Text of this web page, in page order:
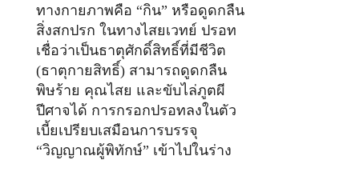
ทางกายภาพคือ “กิน” หรือดูดกลืน
สิ่งสกปรก ในทางไสยเวทย์ ปรอท
เชื่อว่าเป็นธาตุศักดิ์สิทธิ์ที่มีชีวิต
(ธาตุกายสิทธิ์) สามารถดูดกลืน
พิษร้าย คุณไสย และขับไล่ภูตผี
ปีศาจได้ การกรอกปรอทลงในตัว
เบี้ยเปรียบเสมือนการบรรจุ
“วิญญาณผู้พิทักษ์” เข้าไปในร่าง